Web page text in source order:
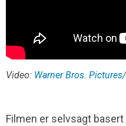
Video: Warner Bros.
Filmen er selvsagt